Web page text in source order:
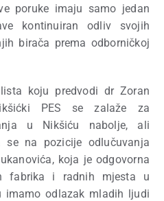
poruke imaju samo jedan
kontinuiran odliv svojih
birača prema odborničkoj
koju predvodi dr Zoran
PES se zalaže za
u Nikšiću nabolje, ali
na pozicije odlučuvanja
koja je odgovorna
fabrika i radnih mjesta u
imamo odlazak mladih ljudi